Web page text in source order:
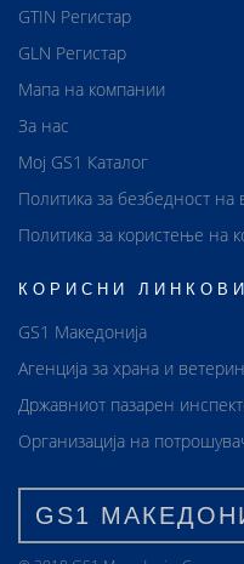
GTIN Регистар
GLN Регистар
Мапа на компании
За нас
Мој GS1 Каталог
Политика за безбедност на
Политика за користење на
КОРИСНИ ЛИНКОВИ
GS1 Македонија
Агенција за храна и
Државниот пазарен
Организација на
GS1